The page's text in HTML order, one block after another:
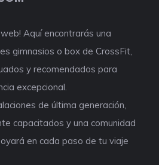
Aquí encontrarás una
gimnasios o box de CrossFit,
y recomendados para
excepcional.
de última generación,
capacitados y una comunidad
en cada paso de tu viaje